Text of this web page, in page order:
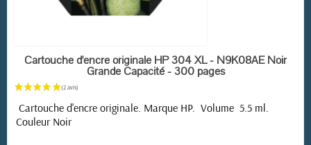
EN STOCK
Cartouche d'encre originale HP 304 XL - N9K08AE Noir
Grande Capacité - 300 pages
Cartouche d'encre originale. Marque HP. Volume 5.5 ml.
Couleur Noir